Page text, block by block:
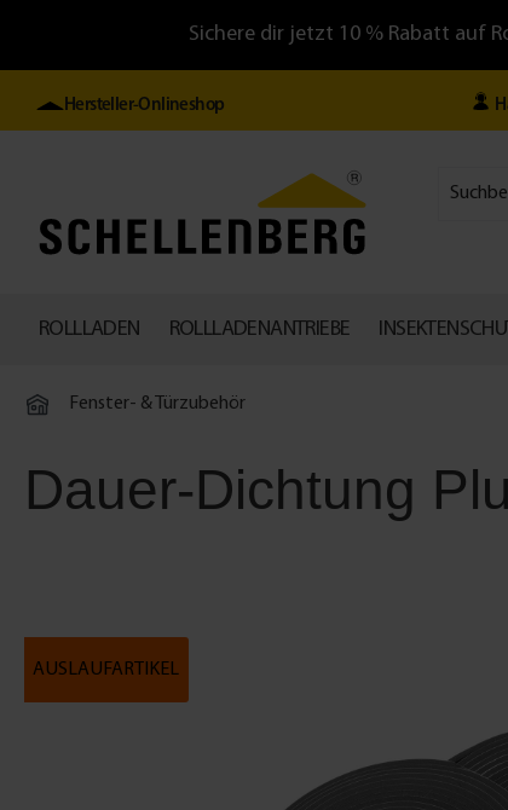
Sichere dir jetzt 10 % Rabatt auf
Hersteller-Onlineshop
ROLLLADEN ROLLLADENANTRIEBE
Fenster- & Türzubehör
Dauer-Dichtung
AUSLAUFARTIKEL